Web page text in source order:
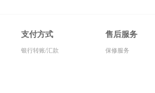
支付方式
银行转账/汇款
售后服务
保修服务